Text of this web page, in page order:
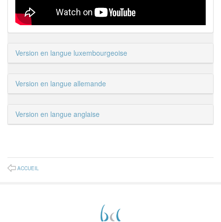
Version en langue luxembourgeoise
Version en langue allemande
Version en langue anglaise
ACCUEIL